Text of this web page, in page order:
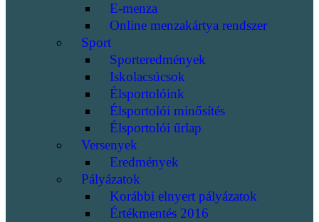
E-menza
Online menzakártya rendszer
Sport
Sporteredmények
Iskolacsúcsok
Élsportolóink
Élsportolói minősítés
Élsportolói űrlap
Versenyek
Eredmények
Pályázatok
Korábbi elnyert pályázatok
Értékmentés 2016